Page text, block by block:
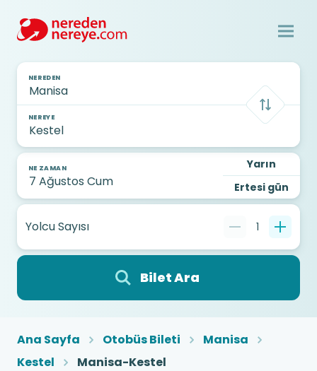
NEREDEN
NEREYE
NE ZAMAN
Yarın
Ertesi gün
Yolcu Sayısı 1
Bilet Ara
Ana Sayfa Otobüs Bileti
Manisa
Kestel
Manisa-Kestel